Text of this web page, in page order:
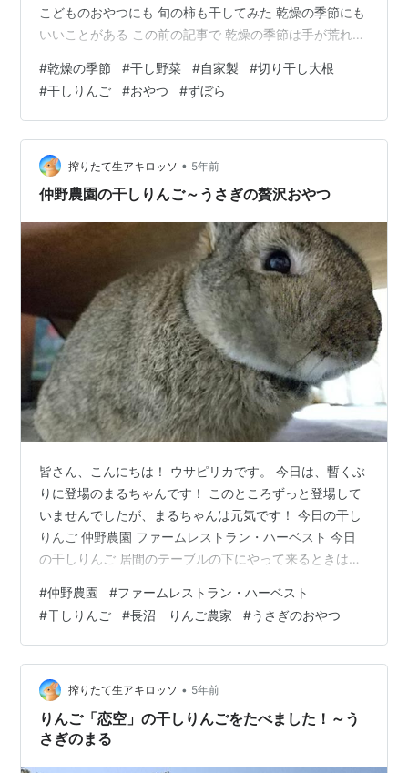
こどものおやつにも 旬の柿も干してみた 乾燥の季節にも
いいことがある この前の記事で 乾燥の季節は手が荒れる
ともあるんです！ それは干し野菜の季節！！
inkozubora.net 切って並べるという手間(ずぼらには💦)
はありますが それさえすれば後は吊るしておくだけなの
で 簡単✨ リンク これから冬にかけていろいろな野菜や果
物を干していこうと思っています😄 干せるも…
#乾燥の季節 #干し野菜 #自家製 #切り干し大根
#干しりんご #おやつ #ずぼら
搾りたて生アキロッソ • 5年前
仲野農園の干しりんご～うさぎの贅沢おやつ
皆さん、こんにちは！ ウサピリカです。 今日は、暫くぶ
りに登場のまるちゃんです！ このところずっと登場して
いませんでしたが、まるちゃんは元気です！ 今日の干し
りんご 仲野農園 ファームレストラン・ハーベスト 今日
の干しりんご 居間のテーブルの下にやって来るときは、
乗ってきて猛烈にアピールをします。 今日は自家製干し
りんごです。 ファームレストラン・ハーベストを経営す
るりんご農家「仲野農園」さんから買ってきて作りまし
た。 ここのりんごジュースがとっても美味しいんです
よ。 www.akirosso.com 買ったのは一番安いりんごだっ
たけど、しっか…
#仲野農園 #ファームレストラン・ハーベスト
#干しりんご #長沼 りんご農家 #うさぎのおやつ
搾りたて生アキロッソ • 5年前
りんご「恋空」の干しりんごをたべました！～う
さぎのまる